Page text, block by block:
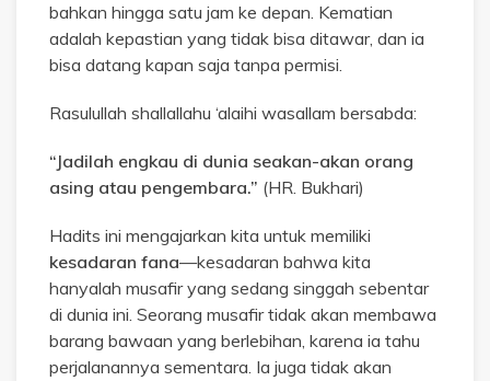
bahkan hingga satu jam ke depan. Kematian
adalah kepastian yang tidak bisa ditawar, dan ia
bisa datang kapan saja tanpa permisi.
Rasulullah shallallahu ‘alaihi wasallam bersabda:
“Jadilah engkau di dunia seakan-akan orang
asing atau pengembara.” (HR. Bukhari)
Hadits ini mengajarkan kita untuk memiliki
kesadaran fana—kesadaran bahwa kita
hanyalah musafir yang sedang singgah sebentar
di dunia ini. Seorang musafir tidak akan membawa
barang bawaan yang berlebihan, karena ia tahu
perjalanannya sementara. Ia juga tidak akan